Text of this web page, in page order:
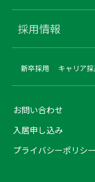
採用情報
新卒採用 キャリア
お問い合わせ
入居申し込み
プライバシーポリシー